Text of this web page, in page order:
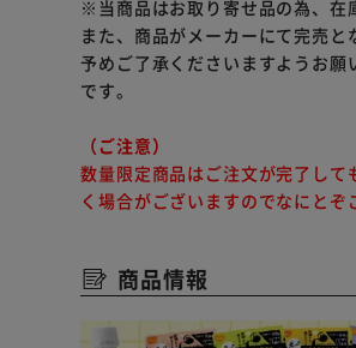
※当商品はお取り寄せ品の為、在
また、商品がメーカーにて完売と
予めご了承くださいますようお願
です。
（ご注意）
数量限定商品はご注文が完了し
く場合がございますのでなにとぞ
商品情報